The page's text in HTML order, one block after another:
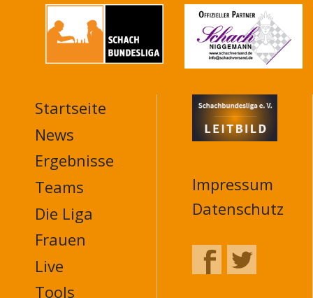
MAIN
NAVIGATION
FOOTER
Startseite
News
Ergebnisse
Teams
Die Liga
Frauen
Live
Tools
Impressum
Datenschutz